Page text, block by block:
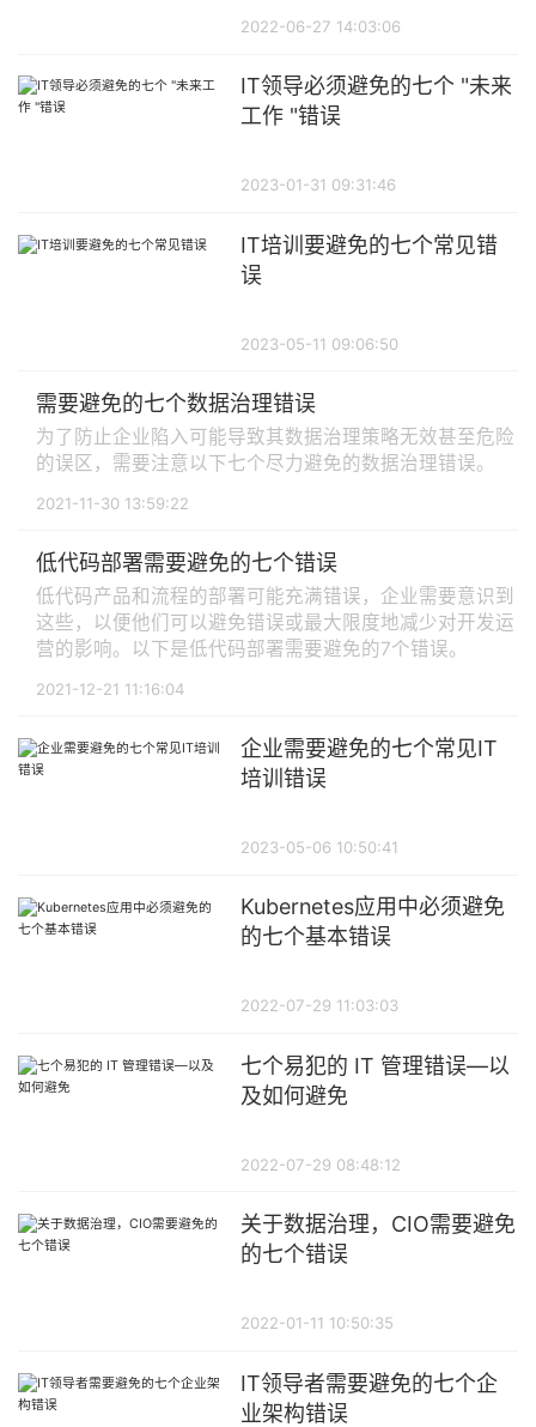
2022-06-27 14:03:06
IT领导必须避免的七个 "未来
工作 "错误
2023-01-31 09:31:46
IT培训要避免的七个常见错
误
2023-05-11 09:06:50
需要避免的七个数据治理错误
为了防止企业陷入可能导致其数据治理策略无效甚至危险
的误区，需要注意以下七个尽力避免的数据治理错误。
2021-11-30 13:59:22
低代码部署需要避免的七个错误
低代码产品和流程的部署可能充满错误，企业需要意识到
这些，以便他们可以避免错误或最大限度地减少对开发运
营的影响。以下是低代码部署需要避免的7个错误。
2021-12-21 11:16:04
企业需要避免的七个常见IT
培训错误
2023-05-06 10:50:41
Kubernetes应用中必须避免
的七个基本错误
2022-07-29 11:03:03
七个易犯的 IT 管理错误—以
及如何避免
2022-07-29 08:48:12
关于数据治理，CIO需要避免
的七个错误
2022-01-11 10:50:35
IT领导者需要避免的七个企
业架构错误